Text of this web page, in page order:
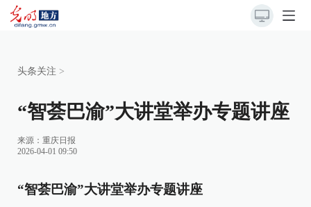
头条关注 >
“智荟巴渝”大讲堂举办专题讲座
来源： 重庆日报
2026-04-01 09:50
“智荟巴渝”大讲堂举办专题讲座